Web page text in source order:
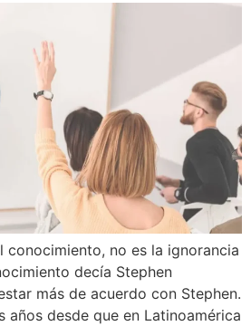
conocimiento, no es la ignorancia
decía Stephen
más de acuerdo con Stephen.
años desde que en Latinoamérica